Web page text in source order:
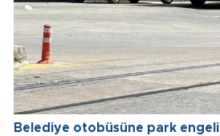
Belediye otobüsüne park engeli